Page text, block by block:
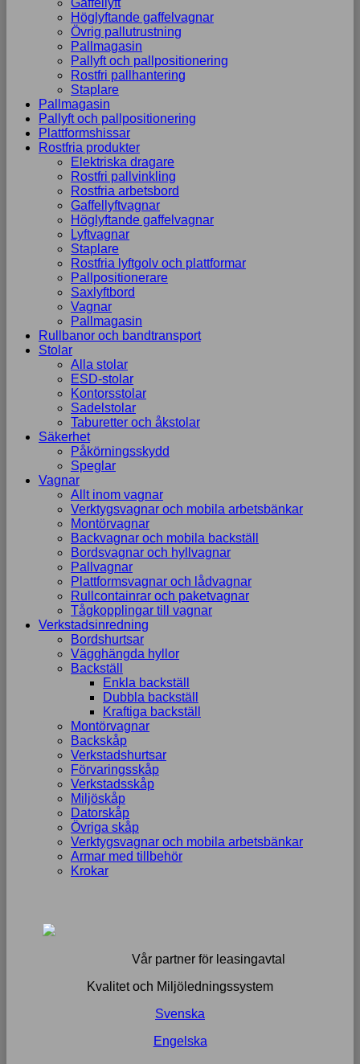
Gaffellyft
Höglyftande gaffelvagnar
Övrig pallutrustning
Pallmagasin
Pallyft och pallpositionering
Rostfri pallhantering
Staplare
Pallmagasin
Pallyft och pallpositionering
Plattformshissar
Rostfria produkter
Elektriska dragare
Rostfri pallvinkling
Rostfria arbetsbord
Gaffellyftvagnar
Höglyftande gaffelvagnar
Lyftvagnar
Staplare
Rostfria lyftgolv och plattformar
Pallpositionerare
Saxlyftbord
Vagnar
Pallmagasin
Rullbanor och bandtransport
Stolar
Alla stolar
ESD-stolar
Kontorsstolar
Sadelstolar
Taburetter och åkstolar
Säkerhet
Påkörningsskydd
Speglar
Vagnar
Allt inom vagnar
Verktygsvagnar och mobila arbetsbänkar
Montörvagnar
Backvagnar och mobila backställ
Bordsvagnar och hyllvagnar
Pallvagnar
Plattformsvagnar och lådvagnar
Rullcontainrar och paketvagnar
Tågkopplingar till vagnar
Verkstadsinredning
Bordshurtsar
Vägghängda hyllor
Backställ
Enkla backställ
Dubbla backställ
Kraftiga backställ
Montörvagnar
Backskåp
Verkstadshurtsar
Förvaringsskåp
Verkstadsskåp
Miljöskåp
Datorskåp
Övriga skåp
Verktygsvagnar och mobila arbetsbänkar
Armar med tillbehör
Krokar
Vår partner för leasingavtal
Kvalitet och Miljöledningssystem
Svenska
Engelska